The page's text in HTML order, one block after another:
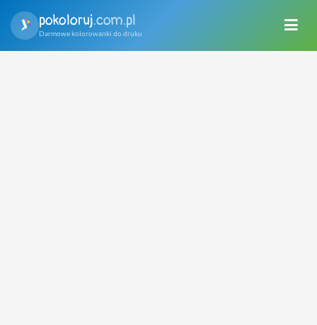
pokoloruj.com.pl
Darmowe kolorowanki do druku